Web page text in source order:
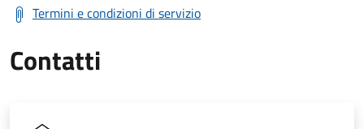
Termini e condizioni di servizio
Contatti